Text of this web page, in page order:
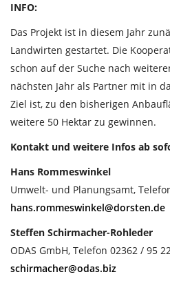
INFO:
Das Projekt ist in diesem Jahr
Landwirten gestartet. Die
schon auf der Suche nach
nächsten Jahr als Partner mit in
Ziel ist, zu den bisherigen
weitere 50 Hektar zu gewinnen.
Kontakt und weitere Infos ab
Hans Rommeswinkel
Umwelt- und Planungsamt,
hans.rommeswinkel@dorsten.de
Steffen Schirmacher-Rohleder
ODAS GmbH, Telefon 02362 / 95
schirmacher@odas.biz